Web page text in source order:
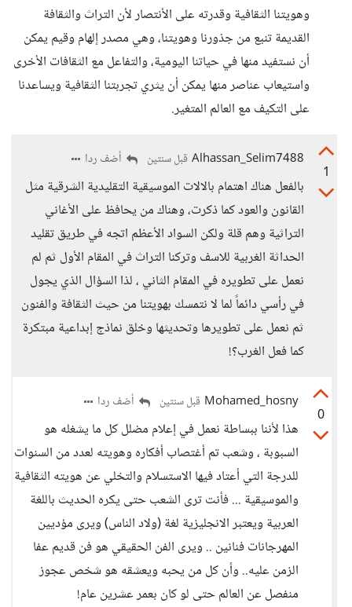
وهويتنا الثقافية وقدرته على الأنتصار لأن التراث والثقافة
القديمة تنبع من جذورنا وهويتنا، وهي مصدر إلهام وقيم يمكن
أن نستفيد منها في حياتنا اليومية، والتفاعل مع الثقافات الأخرى
واستيعاب عناصر منها يمكن أن يثري تجربتنا الثقافية ويساعدنا
على التكيف مع العالم المتغير.
1
Alhassan_Selim7488 قبل سنتين أضف ردا
بالفعل هناك اهتمام بالالات الموسيقية التقليدية الشرقية مثل
القانون والعود كما ذكرت، وهناك من يحافظ على الأغاني
التراثية وهم قلة ولكن السواد الأعظم اتجه في طريق تقليد
الحداثة الغربية للاسف وتركنا التراث في المقام الأول ثم لم
نعمل على تطويره في المقام الثاني ، لذا السؤال الذي يجول
في رأسي دائماً لما لا نتمسك بهويتنا من حيث الثقافة والفنون
ثم نعمل على تطويرها وتحديثها وخلق نماذج إبداعية مبتكرة
كما فعل الغرب؟!
0
Mohamed_hosny قبل سنتين أضف ردا
هذا لأننا ببساطة نعمل في إعلام مضلل كل ما يشغله هو
السبوبة ، وشعب تم أغتصاب أفكاره وهويته لعدد من السنوات
للدرجة التي أعتاد فيها الاستسلام والتخلي عن هويته الثقافية
والموسيقية ... فأنت ترى الشعب حتى يكره الحديث باللغة
العربية ويعتبر الانجليزية لغة (ولاد الناس) ويرى مؤديين
المهرجانات فنانين .. ويرى الفن الحقيقي هو فن قديم عفا
الزمن عليه.. وأن كل من يحبه ويعشقه هو شخص عجوز
منفصل عن العالم حتى لو كان بعمر عشرين عام!